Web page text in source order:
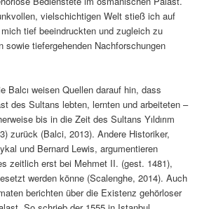
vielschichtigen Welt stieß ich auf
tief beeindruckten und zugleich zu
sowie tiefergehenden Nachforschungen
Balcı weisen Quellen darauf hin, dass
des Sultans lebten, lernten und arbeiteten –
bis in die Zeit des Sultans Yıldırım
zurück (Balci, 2013). Andere Historiker,
und Bernard Lewis, argumentieren
zeitlich erst bei Mehmet II. (gest. 1481),
werden könne (Scalenghe, 2014). Auch
berichten über die Existenz gehörloser